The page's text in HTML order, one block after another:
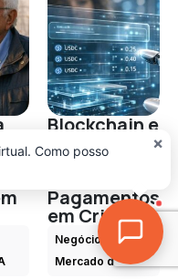
Blockchain e
Agentes de
IA Mudam
Pagamentos
em Cripto
Negócios e
Mercado de IA
×
Como posso